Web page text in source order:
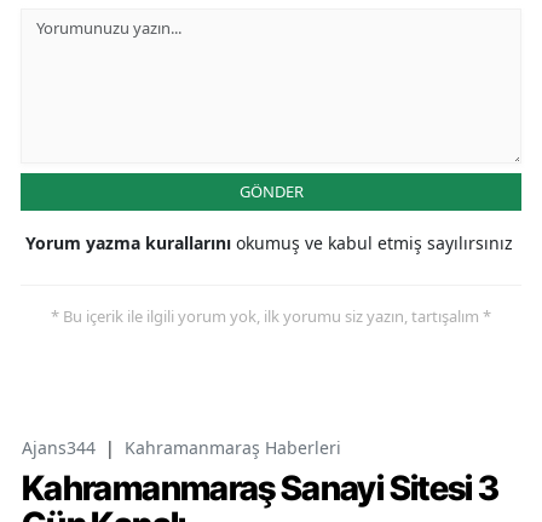
GÖNDER
Yorum yazma kurallarını okumuş ve kabul etmiş sayılırsınız
* Bu içerik ile ilgili yorum yok, ilk yorumu siz yazın, tartışalım *
Ajans344 | Kahramanmaraş Haberleri
Kahramanmaraş Sanayi Sitesi 3